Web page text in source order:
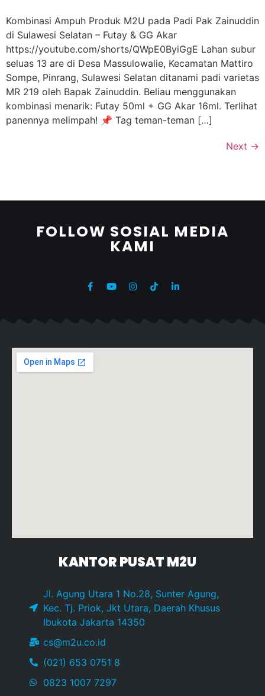
Kombinasi Ampuh Produk M2U pada Padi Pak Zainuddin
di Sulawesi Selatan – Futay & GG Akar
https://youtube.com/shorts/QWpE0ByiGgE Lahan subur
seluas 13 are di Desa Massulowalie, Kecamatan Mattiro
Sompe, Pinrang, Sulawesi Selatan ditanami padi varietas
MR 219 oleh Bapak Zainuddin. Beliau menggunakan
kombinasi menarik: Futay 50ml + GG Akar 16ml. Terlihat
panennya melimpah! 📌 Tag teman-teman […]
Next →
FOLLOW SOSIAL MEDIA
KAMI
KANTOR PUSAT M2U
Jl. Agung Utara 1 No.28, Sunter Agung,
Kec. Tj. Priok, Jkt Utara, Daerah Khusus
Ibukota Jakarta 14350
cs@m2u.co.id
(021) 653 0751 8
0823 1007 7297